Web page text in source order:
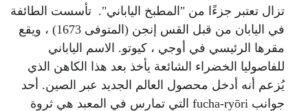
تزال تعتبر جزءًا من "المطبخ الياباني". تأسست الطائفة
في اليابان من قبل القس إنجن (المتوفى 1673) ، ويقع
مقرها الرئيسي في أوجي ، كيوتو. الاسم الياباني
للفاصوليا الخضراء الشائعة يأخذ بعد هذا الكاهن الذي
يُزعم أنه أدخل محصول العالم الجديد عبر الصين. أحد
جوانب fucha-ryōri التي تمارس في المعبد هي ثروة